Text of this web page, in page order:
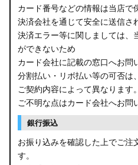
カード番号などの情報は当店で
決済会社を通じて安全に送信さ
決済エラー等に関しましては、
ができないため
カード会社に記載の窓口へお問
分割払い・リボ払い等の可否は
ご契約内容によって異なります。
ご不明な点はカード会社へお問
銀行振込
お振り込みを確認した上でご注
す。